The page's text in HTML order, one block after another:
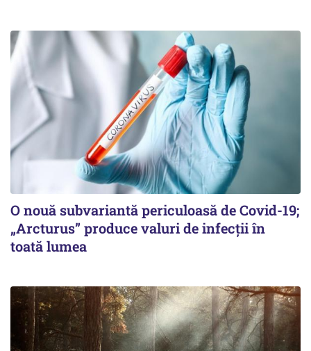
O nouă subvariantă periculoasă de Covid-19;
„Arcturus” produce valuri de infecții în
toată lumea